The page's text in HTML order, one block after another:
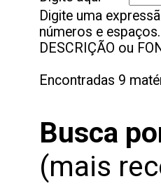
Digite uma
números e
DESCRIÇÃO ou
Encontradas 9
Busca
(mais